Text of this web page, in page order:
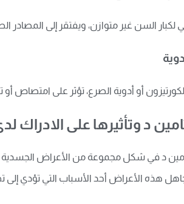
لكبار السن غير متوازن، ويفتقر إلى
أو أدوية الصرع، تؤثر على امتصاص
د وتأثيرها على الادراك
د في شكل مجموعة من الأعراض الجسدية
هذه الأعراض أحد الأسباب التي تؤدي إلى